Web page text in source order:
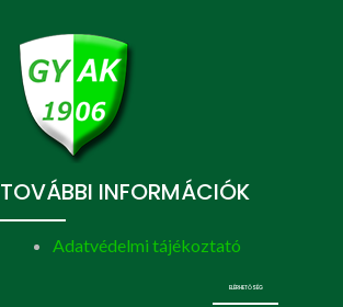
TOVÁBBI INFORMÁCIÓK
Adatvédelmi tájékoztató
ELÉRHETŐSÉG